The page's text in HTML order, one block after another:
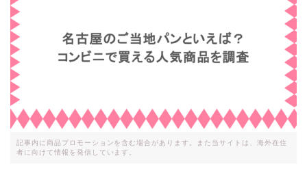
記事内に商品プロモーションを含む場合があります。また当サイトは、海外在住
者に向けて情報を発信しています。